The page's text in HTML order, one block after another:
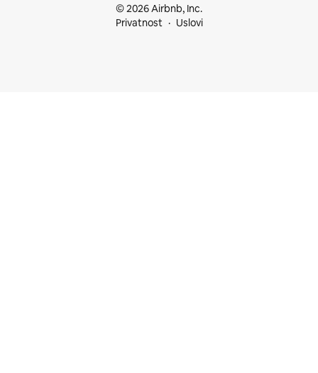
© 2026 Airbnb, Inc.
Privatnost
Uslovi